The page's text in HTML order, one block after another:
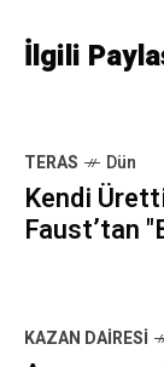
İlgili
TERAS Dün
Kendi
Faust’tan
KAZAN DAIRESI